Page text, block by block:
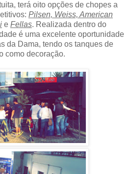
terá oito opções de chopes a
Pilsen, Weiss, American
e Fellas. Realizada dentro do
é uma excelente oportunidade
da Dama, tendo os tanques de
como decoração.